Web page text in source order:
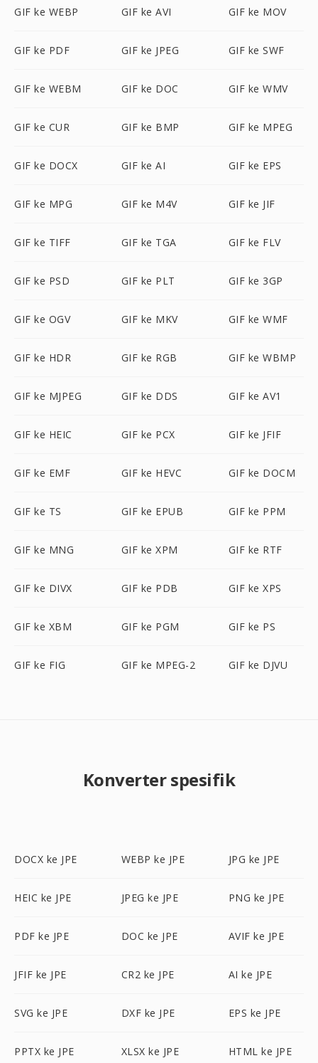
GIF ke WEBP GIF ke AVI GIF ke MOV
GIF ke PDF GIF ke JPEG GIF ke SWF
GIF ke WEBM GIF ke DOC GIF ke WMV
GIF ke CUR GIF ke BMP GIF ke MPEG
GIF ke DOCX GIF ke AI GIF ke EPS
GIF ke MPG GIF ke M4V GIF ke JIF
GIF ke TIFF GIF ke TGA GIF ke FLV
GIF ke PSD GIF ke PLT GIF ke 3GP
GIF ke OGV GIF ke MKV GIF ke WMF
GIF ke HDR GIF ke RGB GIF ke WBMP
GIF ke MJPEG GIF ke DDS GIF ke AV1
GIF ke HEIC GIF ke PCX GIF ke JFIF
GIF ke EMF GIF ke HEVC GIF ke DOCM
GIF ke TS GIF ke EPUB GIF ke PPM
GIF ke MNG GIF ke XPM GIF ke RTF
GIF ke DIVX GIF ke PDB GIF ke XPS
GIF ke XBM GIF ke PGM GIF ke PS
GIF ke FIG GIF ke MPEG-2 GIF ke DJVU
Konverter spesifik
DOCX ke JPE WEBP ke JPE JPG ke JPE
HEIC ke JPE JPEG ke JPE PNG ke JPE
PDF ke JPE DOC ke JPE AVIF ke JPE
JFIF ke JPE CR2 ke JPE AI ke JPE
SVG ke JPE DXF ke JPE EPS ke JPE
PPTX ke JPE XLSX ke JPE HTML ke JPE